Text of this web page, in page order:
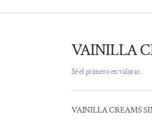
VAINILLA
Sé el primero en valorar.
VAINILLA CREAMS